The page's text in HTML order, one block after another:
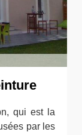
qui est la
par les